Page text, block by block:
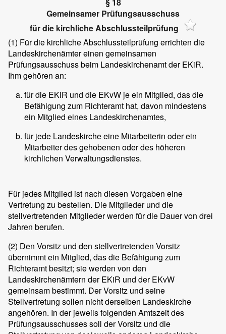
Gemeinsamer Prüfungsausschuss
für die kirchliche Abschlussteilprüfung
(1) Für die kirchliche Abschlussteilprüfung errichten die
Landeskirchenämter einen gemeinsamen
Prüfungsausschuss beim Landeskirchenamt der EKiR.
Ihm gehören an:
für die EKiR und die EKvW je ein Mitglied, das die
Befähigung zum Richteramt hat, davon mindestens
ein Mitglied eines Landeskirchenamtes,
für jede Landeskirche eine Mitarbeiterin oder ein
Mitarbeiter des gehobenen oder des höheren
kirchlichen Verwaltungsdienstes.
Für jedes Mitglied ist nach diesen Vorgaben eine
Vertretung zu bestellen. Die Mitglieder und die
stellvertretenden Mitglieder werden für die Dauer von drei
Jahren berufen.
(2) Den Vorsitz und den stellvertretenden Vorsitz
übernimmt ein Mitglied, das die Befähigung zum
Richteramt besitzt; sie werden von den
Landeskirchenämtern der EKiR und der EKvW
gemeinsam bestimmt. Der Vorsitz und seine
Stellvertretung sollen nicht derselben Landeskirche
angehören. In der jeweils folgenden Amtszeit des
Prüfungsausschusses soll der Vorsitz und die